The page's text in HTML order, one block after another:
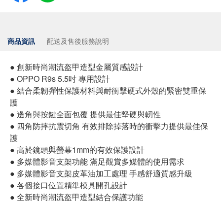
商品資訊 配送及售後服務說明
● 創新時尚潮流盔甲造型金屬質感設計
● OPPO R9s 5.5吋 專用設計
● 結合柔韌彈性保護材料與耐衝擊硬式外殼的緊密雙重保
護
● 邊角與按鍵全面包覆 提供最佳堅硬與軔性
● 四角防摔抗震切角 有效排除掉落時的衝擊力提供最佳保
護
● 高於鏡頭與螢幕1mm的有效保護設計
● 多媒體影音支架功能 滿足觀賞多媒體的使用需求
● 多媒體影音支架皮革油加工處理 手感舒適質感升級
● 各個接口位置精準模具開孔設計
● 全新時尚潮流盔甲造型結合保護功能